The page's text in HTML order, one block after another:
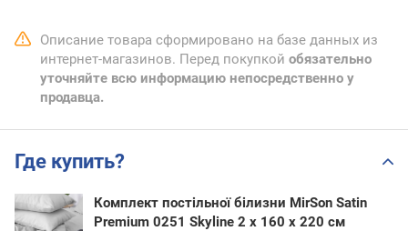
Описание товара сформировано на базе данных из
интернет-магазинов. Перед покупкой обязательно
уточняйте всю информацию непосредственно у
продавца.
Где купить?
Комплект постільної білизни MirSon Satin
Premium 0251 Skyline 2 x 160 x 220 см